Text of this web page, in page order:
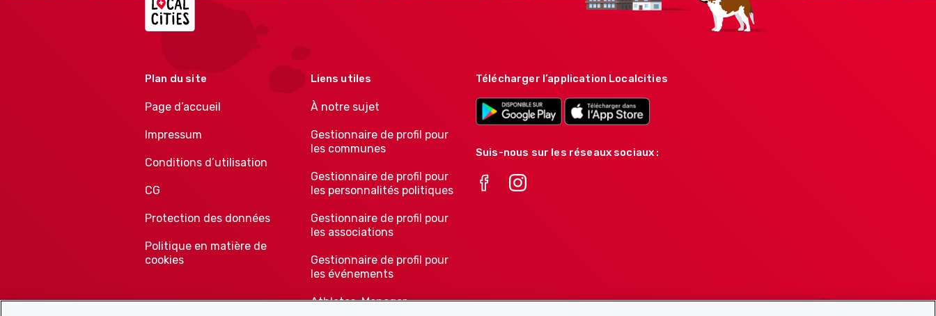
Plan du site
Page d’accueil
Impressum
Conditions d’utilisation
CG
Protection des données
Politique en matière de
cookies
Liens utiles
À notre sujet
Gestionnaire de profil pour
les communes
Gestionnaire de profil pour
les personnalités politiques
Gestionnaire de profil pour
les associations
Gestionnaire de profil pour
les événements
Athletes-Manager
Télécharger l’application Localcities
Suis-nous sur les réseaux sociaux :